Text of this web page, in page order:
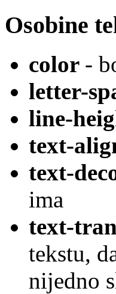
Osobine
color -
letter-
line-
text-
text-
ima
text-
tekstu,
nijedno